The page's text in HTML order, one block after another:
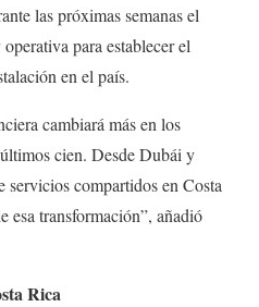
las próximas semanas el
para establecer el
en el país.
cambiará más en los
cien. Desde Dubái y
compartidos en Costa
esa transformación”, añadió
Rica